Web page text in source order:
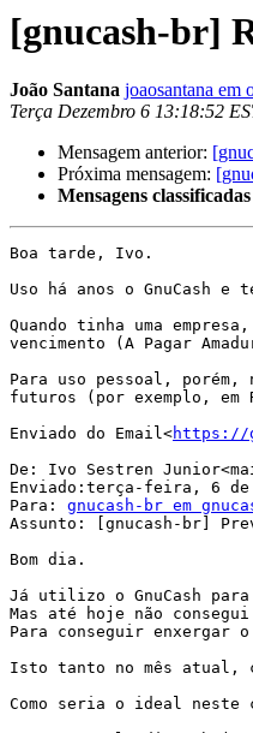
[gnucash-br]
João Santana joaosantana em
Terça Dezembro 6 13:18:52
Mensagem anterior:
Próxima mensagem:
Mensagens
Boa tarde, Ivo.
Uso há anos o GnuCash e
Quando tinha uma
vencimento (A Pagar
Para uso pessoal,
futuros (por exemplo, em
Enviado do Email<https://
De: Ivo Sestren
Enviado:terça-feira, 6 de
Para: gnucash-br em
Assunto: [gnucash-br]
Bom dia.
Já utilizo o GnuCash
Mas até hoje não
Para conseguir enxergar
Isto tanto no mês atual,
Como seria o ideal neste